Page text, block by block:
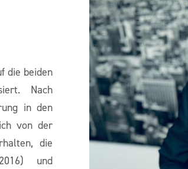
die beiden
Nach
in den
von der
die
und